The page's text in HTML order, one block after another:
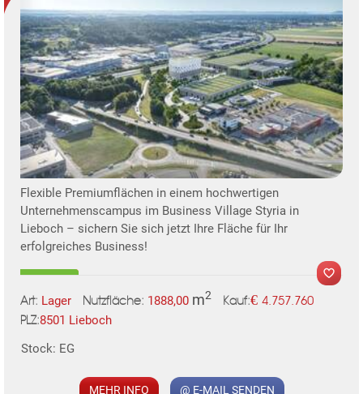
KLIS
Flexible Premiumflächen in einem hochwertigen
Unternehmenscampus im Business Village Styria in
Lieboch – sichern Sie sich jetzt Ihre Fläche für Ihr
erfolgreiches Business!
Art: Lager Nutzfläche: 1888,00 m2 Kauf:€ 4.757.760
PLZ:8501 Lieboch
Stock: EG
MEHR INFO @ E-MAIL SENDEN